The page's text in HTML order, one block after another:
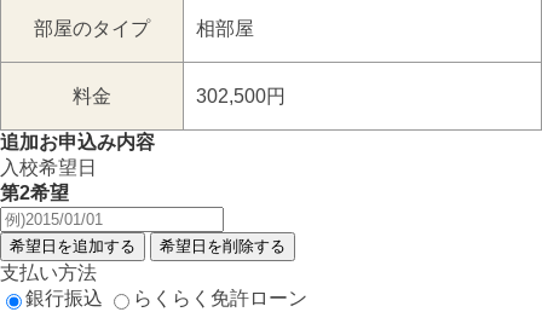
部屋のタイプ 相部屋
料金 302,500円
追加お申込み内容
入校希望日
第2希望
支払い方法
銀行振込
らくらく免許ローン